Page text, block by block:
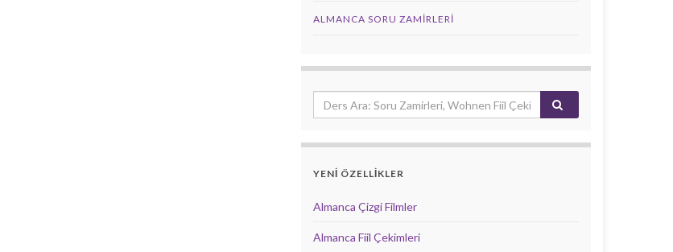
ALMANCA SORU ZAMIRLERI
YENİ ÖZELLİKLER
Almanca Çizgi Filmler
Almanca Fiil Çekimleri